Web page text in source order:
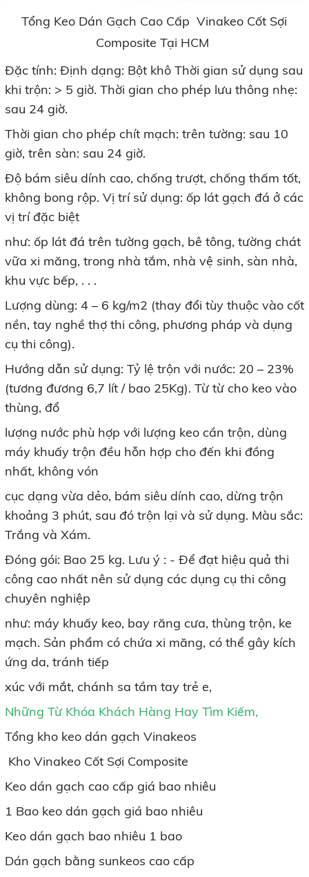
Tổng Keo Dán Gạch Cao Cấp Vinakeo Cốt Sợi
Composite Tại HCM
Đặc tính: Định dạng: Bột khô Thời gian sử dụng sau
khi trộn: > 5 giờ. Thời gian cho phép lưu thông nhẹ:
sau 24 giờ.
Thời gian cho phép chít mạch: trên tường: sau 10
giờ, trên sàn: sau 24 giờ.
Độ bám siêu dính cao, chống trượt, chống thấm tốt,
không bong rộp. Vị trí sử dụng: ốp lát gạch đá ở các
vị trí đặc biệt
như: ốp lát đá trên tường gạch, bê tông, tường chát
vữa xi măng, trong nhà tắm, nhà vệ sinh, sàn nhà,
khu vực bếp, . . .
Lượng dùng: 4 – 6 kg/m2 (thay đổi tùy thuộc vào cốt
nền, tay nghề thợ thi công, phương pháp và dụng
cụ thi công).
Hướng dẫn sử dụng: Tỷ lệ trộn với nước: 20 – 23%
(tương đương 6,7 lít / bao 25Kg). Từ từ cho keo vào
thùng, đổ
lượng nước phù hợp với lượng keo cần trộn, dùng
máy khuấy trộn đều hỗn hợp cho đến khi đồng
nhất, không vón
cục dạng vừa dẻo, bám siêu dính cao, dừng trộn
khoảng 3 phút, sau đó trộn lại và sử dụng. Màu sắc:
Trắng và Xám.
Đóng gói: Bao 25 kg. Lưu ý : - Để đạt hiệu quả thi
công cao nhất nên sử dụng các dụng cụ thi công
chuyên nghiệp
như: máy khuấy keo, bay răng cưa, thùng trộn, ke
mạch. Sản phẩm có chứa xi măng, có thể gây kích
ứng da, tránh tiếp
xúc với mắt, chánh sa tầm tay trẻ e,
Những Từ Khóa Khách Hàng Hay Tìm Kiếm,
Tổng kho keo dán gạch Vinakeos
Kho Vinakeo Cốt Sợi Composite
Keo dán gạch cao cấp giá bao nhiêu
1 Bao keo dán gạch giá bao nhiêu
Keo dán gạch bao nhiêu 1 bao
Dán gạch bằng sunkeos cao cấp